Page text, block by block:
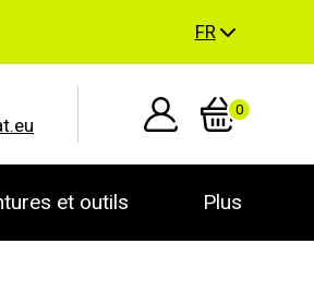
FR
0
et outils Plus